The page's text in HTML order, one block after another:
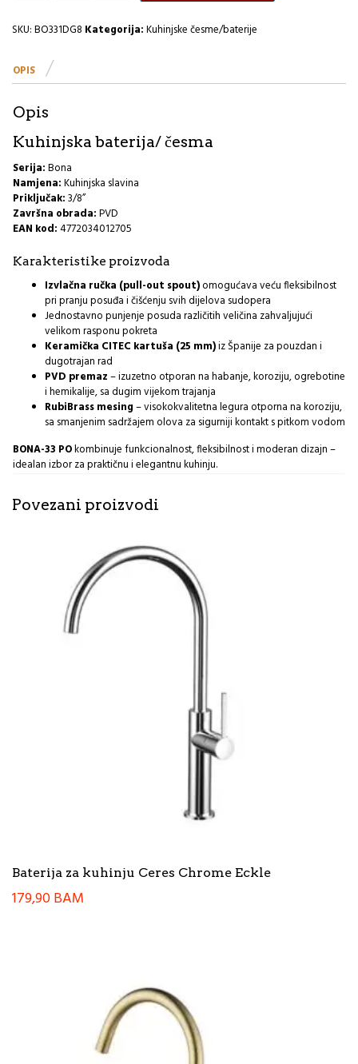
H
SKU:BO331DG8 Kategorija:Kuhinjske česme/baterije
OPIS
Opis
Kuhinjska baterija/ česma
Serija:Bona
Namjena:Kuhinjska slavina
Priključak:3/8”
Završna obrada:PVD
EAN kod:4772034012705
Karakteristike proizvoda
Izvlačna ručka (pull-out spout)omogućava veću fleksibilnost
pri pranju posuđa i čišćenju svih dijelova sudopera
Jednostavno punjenje posuda različitih veličina zahvaljujući
velikom rasponu pokreta
Keramička CITEC kartuša (25 mm)iz Španije za pouzdan i
dugotrajan rad
PVD premaz– izuzetno otporan na habanje, koroziju, ogrebotine
i hemikalije, sa dugim vijekom trajanja
RubiBrass mesing– visokokvalitetna legura otporna na koroziju,
sa smanjenim sadržajem olova za sigurniji kontakt s pitkom vodom
BONA-33 POkombinuje funkcionalnost, fleksibilnost i moderan dizajn –
idealan izbor za praktičnu i elegantnu kuhinju.
Povezani proizvodi
Baterija za kuhinju Ceres Chrome Eckle
179,90BAM